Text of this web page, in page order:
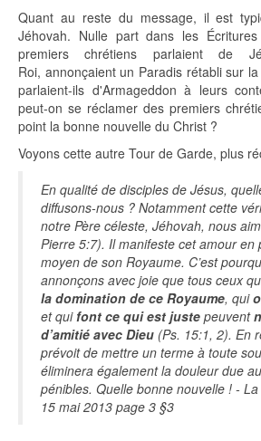
Quant au reste du message, il est
Jéhovah. Nulle part dans les
premiers chrétiens parlaient de
Roi, annonçaient un Paradis rétabli sur
parlaient-ils d'Armageddon à leurs
peut-on se réclamer des premiers
point la bonne nouvelle du Christ ?
Voyons cette autre Tour de Garde, plus
En qualité de disciples de Jésus,
diffusons-​nous ? Notamment cette
notre Père céleste, Jéhovah, nous
Pierre 5:7). Il manifeste cet amour en
moyen de son Royaume. C’est
annonçons avec joie que tous ceux
la domination de ce Royaume, qui
et qui font ce qui est juste peuvent
d’amitié avec Dieu (Ps. 15:1, 2). En
prévoit de mettre un terme à toute
éliminera également la douleur due
pénibles. Quelle bonne nouvelle ! -
15 mai 2013 page 3 §3